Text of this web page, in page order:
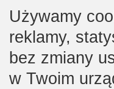
Używamy
reklamy,
bez zmiany
w Twoim